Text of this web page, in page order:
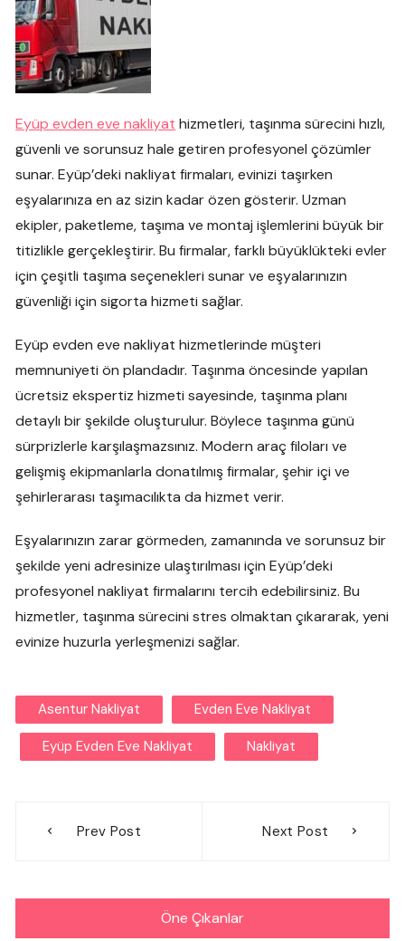
Eyüp evden eve nakliyat hizmetleri, taşınma sürecini hızlı,
güvenli ve sorunsuz hale getiren profesyonel çözümler
sunar. Eyüp’deki nakliyat firmaları, evinizi taşırken
eşyalarınıza en az sizin kadar özen gösterir. Uzman
ekipler, paketleme, taşıma ve montaj işlemlerini büyük bir
titizlikle gerçekleştirir. Bu firmalar, farklı büyüklükteki evler
için çeşitli taşıma seçenekleri sunar ve eşyalarınızın
güvenliği için sigorta hizmeti sağlar.
Eyüp evden eve nakliyat hizmetlerinde müşteri
memnuniyeti ön plandadır. Taşınma öncesinde yapılan
ücretsiz ekspertiz hizmeti sayesinde, taşınma planı
detaylı bir şekilde oluşturulur. Böylece taşınma günü
sürprizlerle karşılaşmazsınız. Modern araç filoları ve
gelişmiş ekipmanlarla donatılmış firmalar, şehir içi ve
şehirlerarası taşımacılıkta da hizmet verir.
Eşyalarınızın zarar görmeden, zamanında ve sorunsuz bir
şekilde yeni adresinize ulaştırılması için Eyüp’deki
profesyonel nakliyat firmalarını tercih edebilirsiniz. Bu
hizmetler, taşınma sürecini stres olmaktan çıkararak, yeni
evinize huzurla yerleşmenizi sağlar.
Asentur Nakliyat Evden Eve Nakliyat
Eyüp Evden Eve Nakliyat Nakliyat
gezinmesi
Prev Post Next Post
Öne Çıkanlar